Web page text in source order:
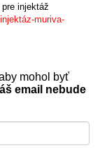
injektáž
muriva-
mohol byť
email nebude